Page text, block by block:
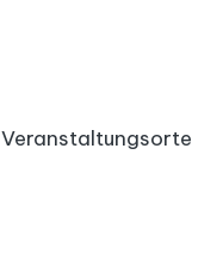
Veranstaltungsorte